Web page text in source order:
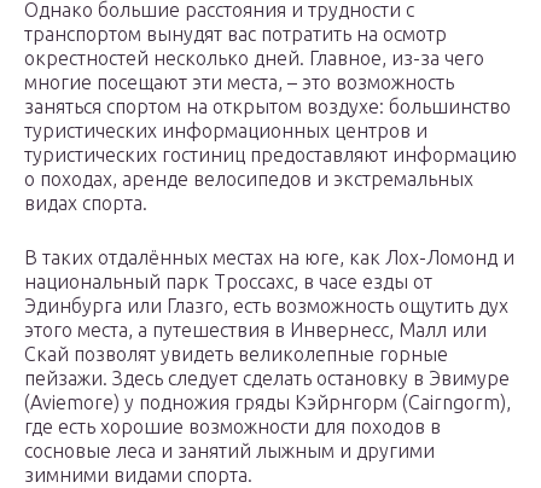
Однако большие расстояния и трудности с
транспортом вынудят вас потратить на осмотр
окрестностей несколько дней. Главное, из-за чего
многие посещают эти места, – это возможность
заняться спортом на открытом воздухе: большинство
туристических информационных центров и
туристических гостиниц предоставляют информацию
о походах, аренде велосипедов и экстремальных
видах спорта.
В таких отдалённых местах на юге, как Лох-Ломонд и
национальный парк Троссахс, в часе езды от
Эдинбурга или Глазго, есть возможность ощутить дух
этого места, а путешествия в Инвернесс, Малл или
Скай позволят увидеть великолепные горные
пейзажи. Здесь следует сделать остановку в Эвимуре
(Aviemore) у подножия гряды Кэйрнгорм (Cairngorm),
где есть хорошие возможности для походов в
сосновые леса и занятий лыжным и другими
зимними видами спорта.